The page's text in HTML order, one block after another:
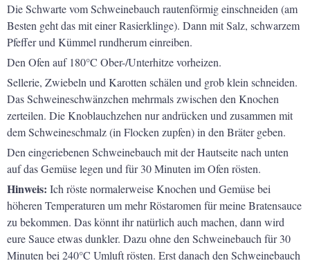
Die Schwarte vom Schweinebauch rautenförmig einschneiden (am
Besten geht das mit einer Rasierklinge). Dann mit Salz, schwarzem
Pfeffer und Kümmel rundherum einreiben.
Den Ofen auf 180°C Ober-/Unterhitze vorheizen.
Sellerie, Zwiebeln und Karotten schälen und grob klein schneiden.
Das Schweineschwänzchen mehrmals zwischen den Knochen
zerteilen. Die Knoblauchzehen nur andrücken und zusammen mit
dem Schweineschmalz (in Flocken zupfen) in den Bräter geben.
Den eingeriebenen Schweinebauch mit der Hautseite nach unten
auf das Gemüse legen und für 30 Minuten im Ofen rösten.
Hinweis: Ich röste normalerweise Knochen und Gemüse bei
höheren Temperaturen um mehr Röstaromen für meine Bratensauce
zu bekommen. Das könnt ihr natürlich auch machen, dann wird
eure Sauce etwas dunkler. Dazu ohne den Schweinebauch für 30
Minuten bei 240°C Umluft rösten. Erst danach den Schweinebauch